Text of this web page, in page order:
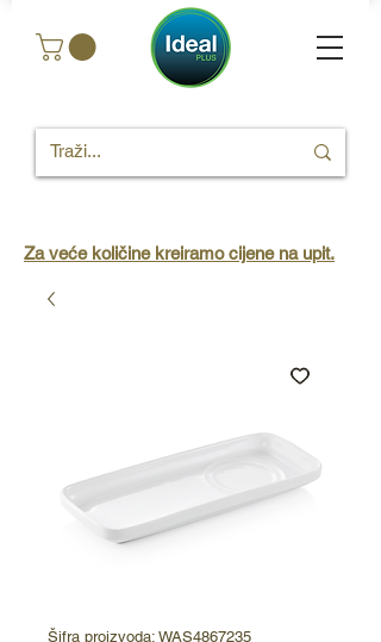
Za veće količine kreiramo cijene na upit.
Šifra proizvoda: WAS4867235